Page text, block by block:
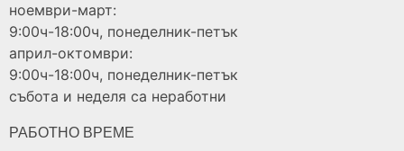
ноември-март:
9:00ч-18:00ч, понеделник-петък
април-октомври:
9:00ч-18:00ч, понеделник-петък
събота и неделя са неработни
РАБОТНО ВРЕМЕ